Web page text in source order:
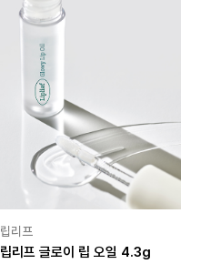
립리프
립리프 글로이 립 오일 4.3g